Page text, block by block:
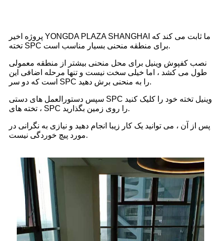
پروژه اخیر YONGDA PLAZA SHANGHAI ما ثابت می کند که
تخته SPC برای منطقه منحنی بسیار مناسب است.
نصب کفپوش وینیل برای محل منحنی بیشتر از منطقه معمولی
طول می کشد ، اما خیلی سخت نیست و تنها مرحله اضافی این
است که دو سر SPC را به منحنی برش دهید.
سپس دستورالعمل های دستی SPC وینیل تخته خود را کلیک کنید
، تخته های SPC را روی زمین بگذارید.
پس از آن ، می توانید یک کار زیبا انجام دهید و نیازی به نگرانی در
مورد پیچ ​​خوردگی نیست.